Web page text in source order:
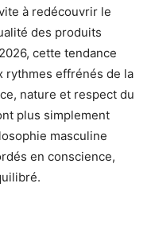
à redécouvrir le
des produits
cette tendance
rythmes effrénés de la
nature et respect du
plus simplement
masculine
en conscience,